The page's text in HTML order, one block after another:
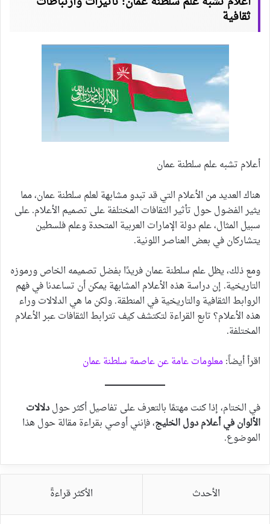
ثقافية
أعلام تشبه علم سلطنة عمان
هناك العديد من الأعلام التي قد تبدو مشابهة لعلم سلطنة عمان، مما
يثير الفضول حول تأثير الثقافات المختلفة على تصميم الأعلام. على
سبيل المثال، علم دولة الإمارات العربية المتحدة وعلم فلسطين
يتشاركان في بعض العناصر اللونية.
ومع ذلك، يظل علم سلطنة عمان فريدًا بفضل تصميمه الخاص ورموزه
التاريخية. إن دراسة هذه الأعلام المشابهة يمكن أن تساعدنا في فهم
الروابط الثقافية والتاريخية في المنطقة. ولكن ما هي الدلالات وراء
هذه الأعلام؟ تابع القراءة لتكتشف كيف تترابط الثقافات عبر الأعلام
المختلفة.
اقرأ أيضاً:معلومات عامة عن عاصمة سلطنة عمان
في الختام، إذا كنت مهتمًا بالتعرف على تفاصيل أكثر حولدلالات
الألوان في أعلام دول الخليج، فإنني أوصي بقراءة مقالة حول هذا
الموضوع.
الأحدث الأكثر قراءةً